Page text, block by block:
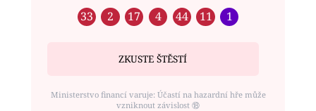
33 2 17 4 44 11 1
ZKUSTE ŠTĚSTÍ
Ministerstvo financí varuje: Účastí na hazardní hře může
vzniknout závislost ⑱